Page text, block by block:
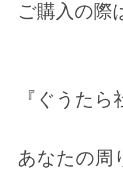
ご購入の際
『ぐうた
あなたの周